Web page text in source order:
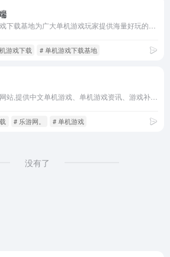
游戏下载 # 单机游戏下载基地
# 乐游网。 # 单机游戏
没有了